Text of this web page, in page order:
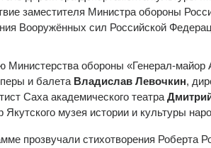
заместителя Министра обороны
Вооружённых сил Российской
Министерства обороны «Генерал-майор
и балета Владислав Левочкин,
Саха академического театра
Якутского музея истории и культуры
прозвучали стихотворения Роберта